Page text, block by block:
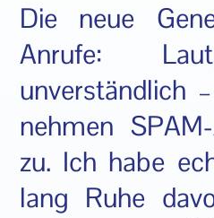
Die neue
Anrufe:
unverständlich
nehmen
zu. Ich habe
lang Ruhe